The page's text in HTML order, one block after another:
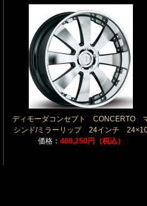
ディモーダコンセプト CONCERTO
シンド/ミラーリップ 24インチ
価格： 408,250円（税込）